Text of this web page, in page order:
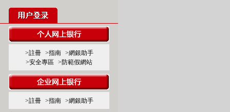
>註冊 >指南
>網銀助手
>安全專區
>防範假網站
>註冊 >指南 >網銀助手